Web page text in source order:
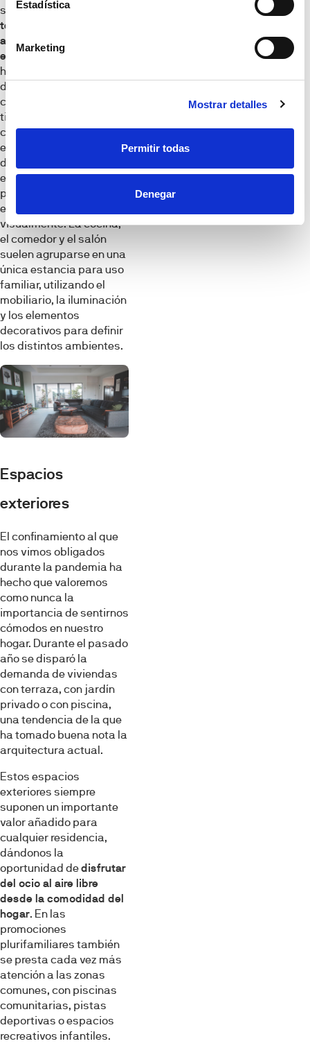
Estadística
Marketing
Mostrar detalles
Permitir todas
Denegar
siendo una de las
tendencias de
arquitectura dominante
en 2022, tanto si
hablamos de viviendas
de nueva construcción
como de reformas. Este
tipo de diseños se
caracteriza por sus
espacios amplios,
diáfanos y luminosos,
eliminando tabiques y
paredes para abrir el
espacio y conectarlo
visualmente. La cocina,
el comedor y el salón
suelen agruparse en una
única estancia para uso
familiar, utilizando el
mobiliario, la iluminación
y los elementos
decorativos para definir
los distintos ambientes.
Espacios
exteriores
El confinamiento al que
nos vimos obligados
durante la pandemia ha
hecho que valoremos
como nunca la
importancia de sentirnos
cómodos en nuestro
hogar. Durante el pasado
año se disparó la
demanda de viviendas
con terraza, con jardín
privado o con piscina,
una tendencia de la que
ha tomado buena nota la
arquitectura actual.
Estos espacios
exteriores siempre
suponen un importante
valor añadido para
cualquier residencia,
dándonos la
oportunidad dedisfrutar
del ocio al aire libre
desde la comodidad del
hogar. En las
promociones
plurifamiliares también
se presta cada vez más
atención a las zonas
comunes, con piscinas
comunitarias, pistas
deportivas o espacios
recreativos infantiles.